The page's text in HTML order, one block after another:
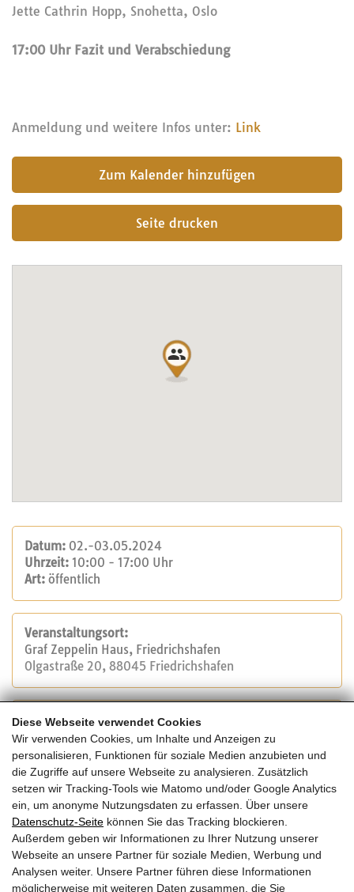
Diese Webseite verwendet Cookies
Wir verwenden Cookies, um Inhalte und Anzeigen zu
personalisieren, Funktionen für soziale Medien anzubieten und
die Zugriffe auf unsere Webseite zu analysieren. Zusätzlich
setzen wir Tracking-Tools wie Matomo und/oder Google Analytics
ein, um anonyme Nutzungsdaten zu erfassen. Über unsere
Datenschutz-Seite können Sie das Tracking blockieren.
Außerdem geben wir Informationen zu Ihrer Nutzung unserer
Webseite an unsere Partner für soziale Medien, Werbung und
Analysen weiter. Unsere Partner führen diese Informationen
möglicherweise mit weiteren Daten zusammen, die Sie
Jette Cathrin Hopp, Snohetta, Oslo
17:00 Uhr Fazit und Verabschiedung
Anmeldung und weitere Infos unter: Link
Seite drucken
Datum: 02.-03.05.2024
Uhrzeit: 10:00 - 17:00 Uhr
Art: öffentlich
Veranstaltungsort:
Graf Zeppelin Haus, Friedrichshafen
Olgastraße 20, 88045 Friedrichshafen
Veranstalter:
proHolzBW GmbH
Tel.: 0711 400 545 70
E-Mail:info@proholzbw.de
Website
Kosten:
Fachkongressticket 2.Mai und 3.Mai 2024: 50,00 €
Studierende: kostenlos